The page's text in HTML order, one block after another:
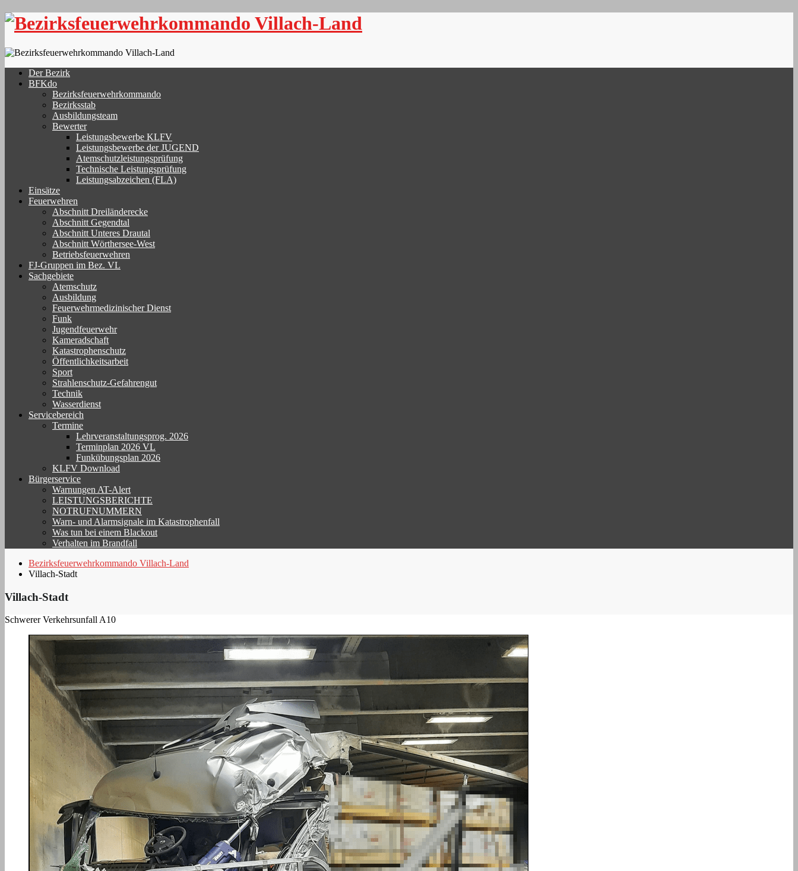
Skip
Der Bezirk
BFKdo
Bezirksfeuerwehrkommando
Bezirksstab
Ausbildungsteam
Bewerter
Leistungsbewerbe KLFV
Leistungsbewerbe der JUGEND
Atemschutzleistungsprüfung
Technische Leistungsprüfung
Leistungsabzeichen (FLA)
Einsätze
Feuerwehren
Abschnitt Dreiländerecke
Abschnitt Gegendtal
Abschnitt Unteres Drautal
Abschnitt Wörthersee-West
Betriebsfeuerwehren
FJ-Gruppen im Bez. VL
Sachgebiete
Atemschutz
Ausbildung
Feuerwehrmedizinischer Dienst
Funk
Jugendfeuerwehr
Kameradschaft
Katastrophenschutz
Öffentlichkeitsarbeit
Sport
Strahlenschutz-Gefahrengut
Technik
Wasserdienst
Servicebereich
Termine
Lehrveranstaltungsprog. 2026
Terminplan 2026 VL
Funkübungsplan 2026
KLFV Download
Bürgerservice
Warnungen AT-Alert
LEISTUNGSBERICHTE
NOTRUFNUMMERN
Warn- und Alarmsignale im Katastrophenfall
Was tun bei einem Blackout
Verhalten im Brandfall
Bezirksfeuerwehrkommando Villach-Land
Villach-Stadt
Villach-Stadt
Schwerer Verkehrsunfall A10